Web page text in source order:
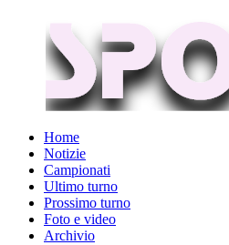
Home
Notizie
Campionati
Ultimo turno
Prossimo turno
Foto e video
Archivio